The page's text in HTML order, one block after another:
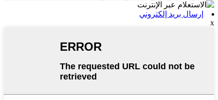
إرسال بريد إلكتروني
x